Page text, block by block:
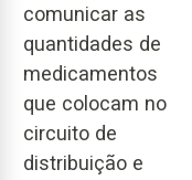
comunicar as
quantidades de
medicamentos
que colocam no
circuito de
distribuição e